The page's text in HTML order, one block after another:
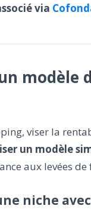
via
modèle
viser la
un modèle
aux levées de
niche